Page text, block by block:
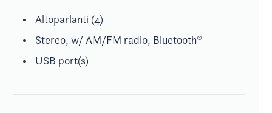
Altoparlanti (4)
Stereo, w/ AM/FM radio, Bluetooth®
USB port(s)